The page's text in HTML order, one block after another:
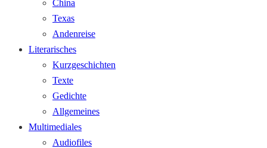
China
Texas
Andenreise
Literarisches
Kurzgeschichten
Texte
Gedichte
Allgemeines
Multimediales
Audiofiles